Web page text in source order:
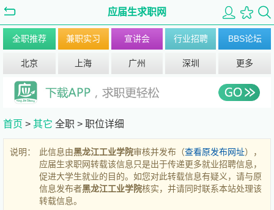
应届生求职网
全职推荐 兼职实习 宣讲会 行业招聘 BBS论坛
北京 上海 广州 深圳 更多
首页 > 其它 全职 > 职位详细
说明： 此信息由黑龙江工业学院审核并发布（查看原发布网址），
应届生求职网转载该信息只是出于传递更多就业招聘信息，
促进大学生就业的目的。如您对此转载信息有疑义，请与原
信息发布者黑龙江工业学院核实，并请同时联系本站处理该
转载信息。